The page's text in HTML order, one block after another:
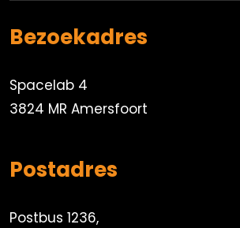
Bezoekadres
Spacelab 4
3824 MR Amersfoort
Postadres
Postbus 1236,